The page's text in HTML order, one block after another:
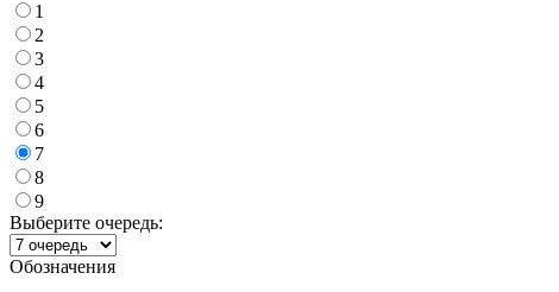
1
2
3
4
5
6
7
8
9
Выберите очередь:
Обозначения